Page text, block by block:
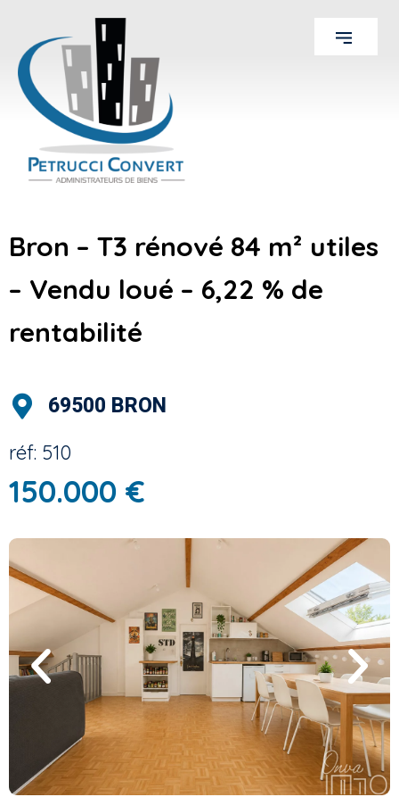
Bron – T3 rénové 84 m² utiles
– Vendu loué – 6,22 % de
rentabilité
69500 BRON
réf: 510
150.000 €